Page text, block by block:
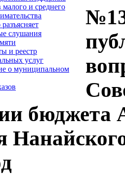
малого и среднего
слушания
и реестр
услуг
о муниципальном
бюджета